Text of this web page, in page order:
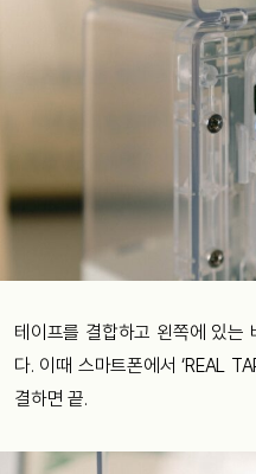
테이프를 결합하고 왼쪽에 있는
다. 이때 스마트폰에서 ‘REAL
결하면 끝.